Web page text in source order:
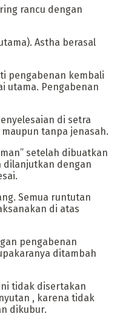
rancu dengan
Astha berasal
pengabenan kembali
utama. Pengabenan
di setra
tanpa jenasah.
setelah dibuatkan
dilanjutkan dengan
Semua runtutan
di atas
pengabenan
ditambah
tidak disertakan
, karena tidak
dikubur.